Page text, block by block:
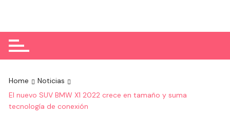
Home
Noticias
El nuevo SUV BMW X1 2022 crece en tamaño y suma
tecnología de conexión